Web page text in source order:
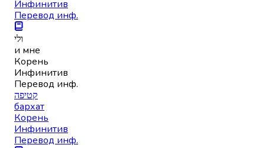
Инфинитив
Перевод инф.
ולי
и мне
Корень
Инфинитив
Перевод инф.
קטיפה
бархат
Корень
Инфинитив
Перевод инф.